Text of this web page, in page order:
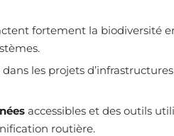
fortement la biodiversité
dans les projets
accessibles et des outils
routière.